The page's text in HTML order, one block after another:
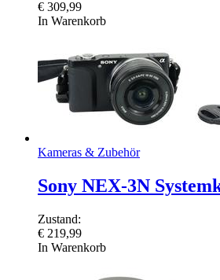
€ 309,99
In Warenkorb
Kameras & Zubehör
Sony NEX-3N
Zustand:
€ 219,99
In Warenkorb